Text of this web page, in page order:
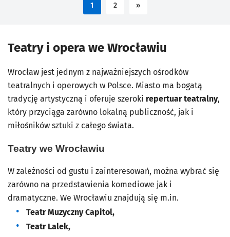
1 2 »
Teatry i opera we Wrocławiu
Wrocław jest jednym z najważniejszych ośrodków
teatralnych i operowych w Polsce. Miasto ma bogatą
tradycję artystyczną i oferuje szeroki repertuar teatralny,
który przyciąga zarówno lokalną publiczność, jak i
miłośników sztuki z całego świata.
Teatry we Wrocławiu
W zależności od gustu i zainteresowań, można wybrać się
zarówno na przedstawienia komediowe jak i
dramatyczne. We Wrocławiu znajdują się m.in.
Teatr Muzyczny Capitol,
Teatr Lalek,